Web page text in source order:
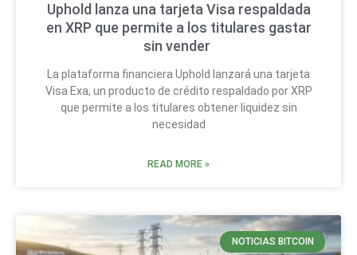
Uphold lanza una tarjeta Visa respaldada
en XRP que permite a los titulares gastar
sin vender
La plataforma financiera Uphold lanzará una tarjeta
Visa Exa, un producto de crédito respaldado por XRP
que permite a los titulares obtener liquidez sin
necesidad
READ MORE »
NOTICIAS BITCOIN